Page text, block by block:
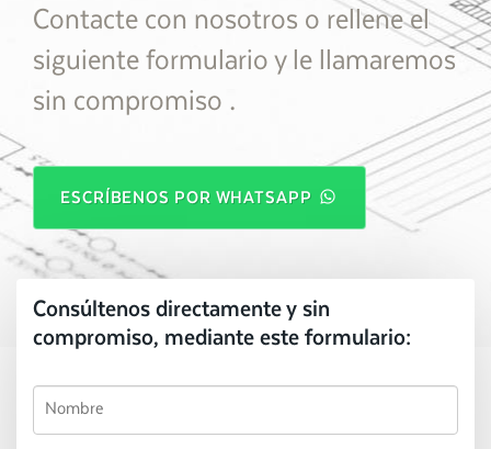
Contacte con nosotros o rellene el
siguiente formulario y le llamaremos
sin compromiso .
ESCRÍBENOS POR WHATSAPP
Consúltenos directamente y sin
compromiso, mediante este formulario: